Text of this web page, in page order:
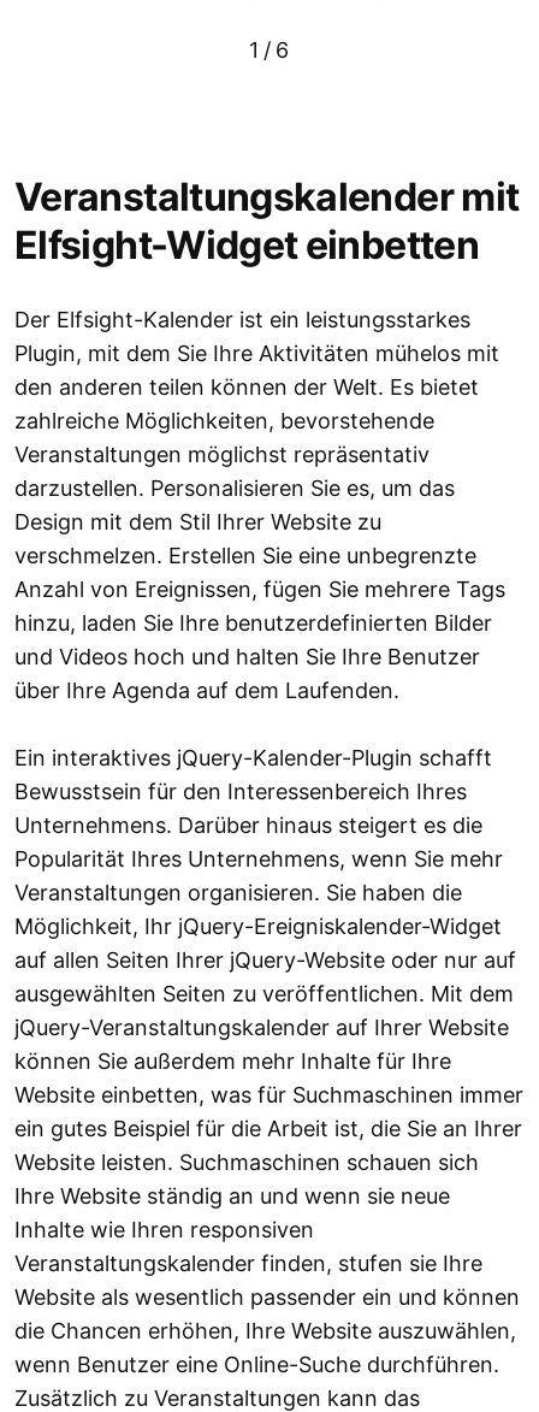
1 / 6
Veranstaltungskalender mit
Elfsight-Widget einbetten
Der Elfsight-Kalender ist ein leistungsstarkes
Plugin, mit dem Sie Ihre Aktivitäten mühelos mit
den anderen teilen können der Welt. Es bietet
zahlreiche Möglichkeiten, bevorstehende
Veranstaltungen möglichst repräsentativ
darzustellen. Personalisieren Sie es, um das
Design mit dem Stil Ihrer Website zu
verschmelzen. Erstellen Sie eine unbegrenzte
Anzahl von Ereignissen, fügen Sie mehrere Tags
hinzu, laden Sie Ihre benutzerdefinierten Bilder
und Videos hoch und halten Sie Ihre Benutzer
über Ihre Agenda auf dem Laufenden.
Ein interaktives jQuery-Kalender-Plugin schafft
Bewusstsein für den Interessenbereich Ihres
Unternehmens. Darüber hinaus steigert es die
Popularität Ihres Unternehmens, wenn Sie mehr
Veranstaltungen organisieren. Sie haben die
Möglichkeit, Ihr jQuery-Ereigniskalender-Widget
auf allen Seiten Ihrer jQuery-Website oder nur auf
ausgewählten Seiten zu veröffentlichen. Mit dem
jQuery-Veranstaltungskalender auf Ihrer Website
können Sie außerdem mehr Inhalte für Ihre
Website einbetten, was für Suchmaschinen immer
ein gutes Beispiel für die Arbeit ist, die Sie an Ihrer
Website leisten. Suchmaschinen schauen sich
Ihre Website ständig an und wenn sie neue
Inhalte wie Ihren responsiven
Veranstaltungskalender finden, stufen sie Ihre
Website als wesentlich passender ein und können
die Chancen erhöhen, Ihre Website auszuwählen,
wenn Benutzer eine Online-Suche durchführen.
Zusätzlich zu Veranstaltungen kann das